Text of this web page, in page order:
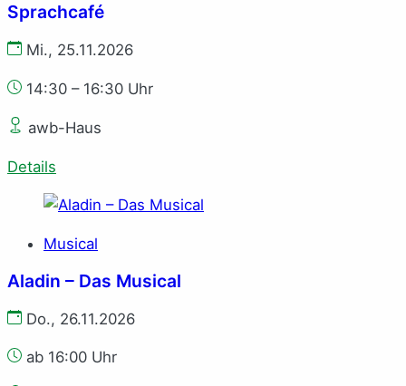
Sprachcafé
Mi., 25.11.2026
14:30 – 16:30 Uhr
awb-Haus
Details
Musical
Aladin – Das Musical
Do., 26.11.2026
ab 16:00 Uhr